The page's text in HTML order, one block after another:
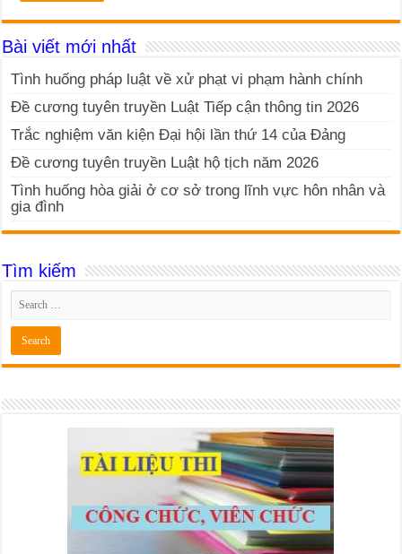
Bài viết mới nhất
Tình huống pháp luật về xử phạt vi phạm hành chính
Đề cương tuyên truyền Luật Tiếp cận thông tin 2026
Trắc nghiệm văn kiện Đại hội lần thứ 14 của Đảng
Đề cương tuyên truyền Luật hộ tịch năm 2026
Tình huống hòa giải ở cơ sở trong lĩnh vực hôn nhân và
gia đình
Tìm kiếm